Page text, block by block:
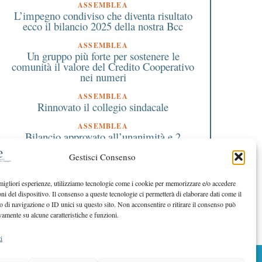
Gestisci Consenso
esperienze, utilizziamo tecnologie come i cookie per memorizzare e/o accedere
del dispositivo. Il consenso a queste tecnologie ci permetterà di elaborare dati come il
di navigazione o ID unici su questo sito. Non acconsentire o ritirare il consenso può
su alcune caratteristiche e funzioni.
ASSEMBLEA
L’impegno condiviso che diventa risultato
ecco il bilancio 2025 della nostra Bcc
ASSEMBLEA
Un gruppo più forte per sostenere le
comunità il valore del Credito Cooperativo
nei numeri
ASSEMBLEA
Rinnovato il collegio sindacale
ASSEMBLEA
Bilancio approvato all’unanimità e 2
EDITORIALE PRESIDENTE
Costruire futuro insieme